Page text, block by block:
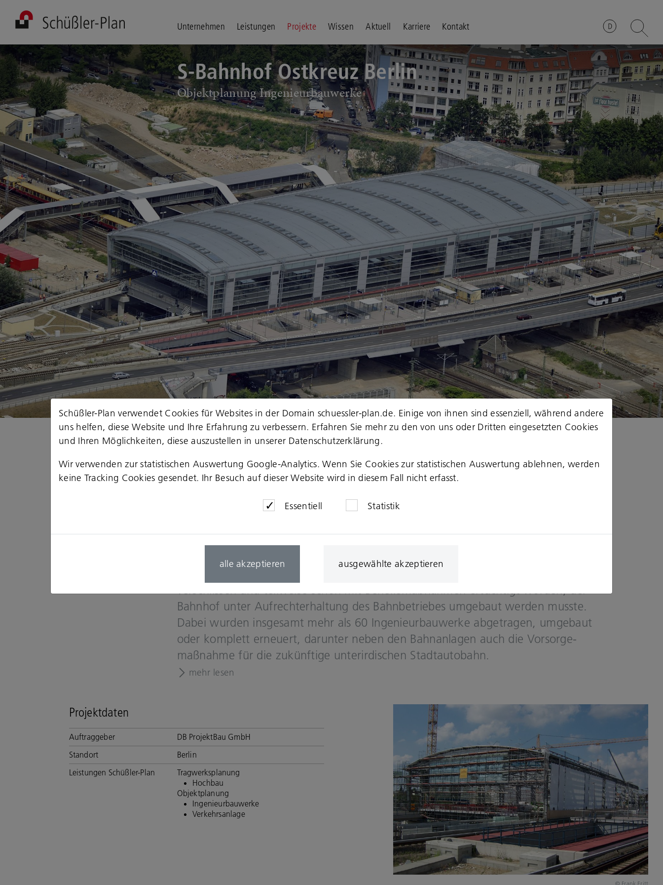
Unternehmen Leistungen Projekte Wissen Aktuell Karriere Kontakt
© euroluftbild.de/Robert Grahn
S-Bahnhof Ostkreuz Berlin
Ob­jekt­pla­nung In­ge­nieur­bau­wer­ke
Der Bahn­hof Ost­kreuz ent­stand vor über 175 Jah­ren, ver­än­der­te sich über ein
Jahr­hun­dert kaum und ist einer der am meis­ten fre­quen­tier­ten Bahn­hö­fe
Deutsch­lands. In fast un­ver­än­der­ter Form als teil­wei­se denk­mal­ge­schütz­te Bahn­
an­la­ge kreuzt sich die obere Ring­bahne­be­ne mit der un­te­ren Stadt­bahne­be­ne.
kreuz.
Die ehe­ma­li­ge Bau­sub­stanz war neben Kriegs­schä­den nach bis zu 127 Jah­ren
ver­schlis­sen und teil­wei­se schon mit Be­helfs­maß­nah­men er­tüch­tigt wor­den, der
Bahn­hof unter Auf­recht­erhal­tung des Bahn­be­trie­bes um­ge­baut wer­den muss­te.
Dabei wur­den ins­ge­samt mehr als 60 In­ge­nieur­bau­wer­ke ab­ge­tra­gen, um­ge­baut
oder kom­plett er­neu­ert, dar­un­ter neben den Bahn­an­la­gen auch die Vor­sor­ge­
maß­nah­me für die zu­künf­ti­ge un­ter­ir­di­schen Stadt­au­to­bahn.
mehr lesen
Projektdaten
Auftraggeber
DB ProjektBau GmbH
Standort
Berlin
Leistungen Schüßler-Plan
Tragwerksplanung
Hochbau
Objektplanung
Ingenieurbauwerke
Verkehrsanlage
© Frank Eritt
Schüßler-Plan verwendet Cookies für Websites in der Domain schuessler-plan.de. Einige von ihnen sind essenziell, während andere
uns helfen, diese Website und Ihre Erfahrung zu verbessern. Erfahren Sie mehr zu den von uns oder Dritten eingesetzten Cookies
und Ihren Möglichkeiten, diese auszustellen in unserer Datenschutzerklärung.
Wir verwenden zur statistischen Auswertung Google-Analytics. Wenn Sie Cookies zur statistischen Auswertung ablehnen, werden
keine Tracking Cookies gesendet. Ihr Besuch auf dieser Website wird in diesem Fall nicht erfasst.
Essentiell Statistik
alle akzeptieren ausgewählte akzeptieren